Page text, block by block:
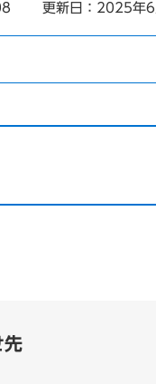
更新日：2025年
先